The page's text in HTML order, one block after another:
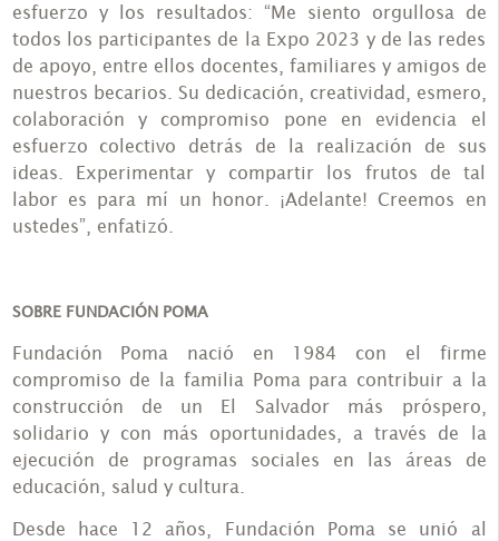
esfuerzo y los resultados: “Me siento orgullosa de
todos los participantes de la Expo 2023 y de las redes
de apoyo, entre ellos docentes, familiares y amigos de
nuestros becarios. Su dedicación, creatividad, esmero,
colaboración y compromiso pone en evidencia el
esfuerzo colectivo detrás de la realización de sus
ideas. Experimentar y compartir los frutos de tal
labor es para mí un honor. ¡Adelante! Creemos en
ustedes”, enfatizó.
SOBRE FUNDACIÓN POMA
Fundación Poma nació en 1984 con el firme
compromiso de la familia Poma para contribuir a la
construcción de un El Salvador más próspero,
solidario y con más oportunidades, a través de la
ejecución de programas sociales en las áreas de
educación, salud y cultura.
Desde hace 12 años, Fundación Poma se unió al